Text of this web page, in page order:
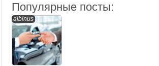
Популярные посты:
albinus